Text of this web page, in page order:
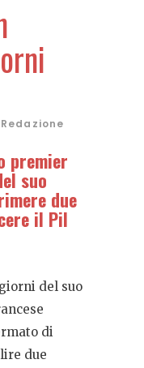
Redazione
premier
suo
due
il Pil
del suo
di
due